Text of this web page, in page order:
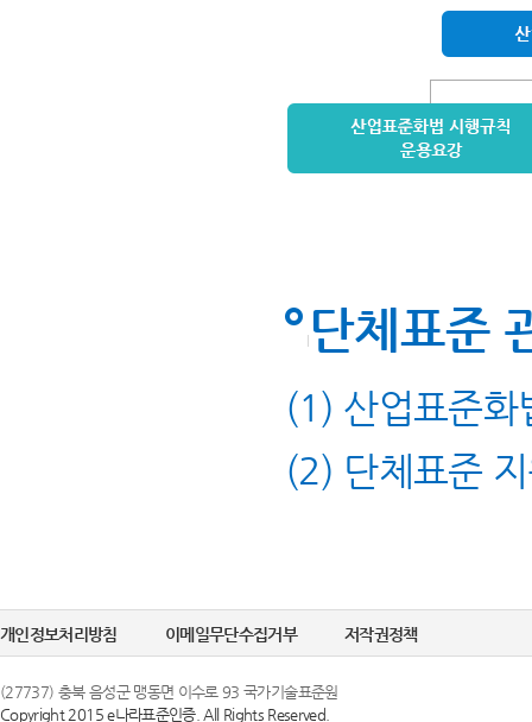
단체표준
(1) 산업표준화
(2) 단체표준
개인정보처리방침 이메일무단수집거부 저작권정책
(27737) 충북 음성군 맹동면 이수로 93 국가기술표준원
Copyright 2015 e나라표준인증. All Rights Reserved.